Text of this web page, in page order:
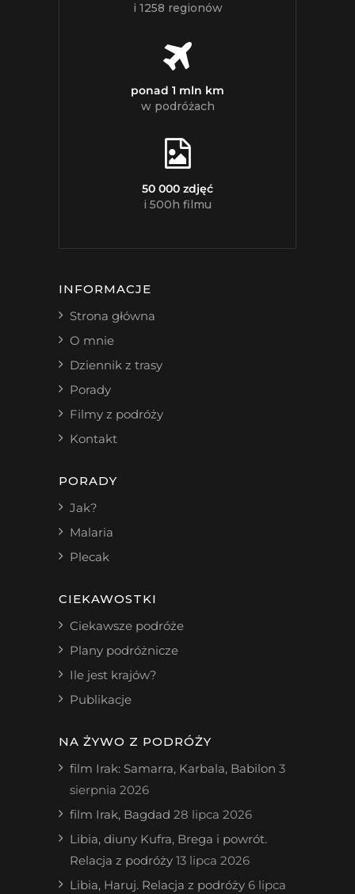
i 1258 regionów
ponad 1 mln km
w podróżach
50 000 zdjęć
i 500h filmu
INFORMACJE
Strona główna
O mnie
Dziennik z trasy
Porady
Filmy z podróży
Kontakt
PORADY
Jak?
Malaria
Plecak
CIEKAWOSTKI
Ciekawsze podróże
Plany podróżnicze
Ile jest krajów?
Publikacje
NA ŻYWO Z PODRÓŻY
film Irak: Samarra, Karbala, Babilon 3
sierpnia 2026
film Irak, Bagdad 28 lipca 2026
Libia, diuny Kufra, Brega i powrót.
Relacja z podróży 13 lipca 2026
Libia, Haruj. Relacja z podróży 6 lipca